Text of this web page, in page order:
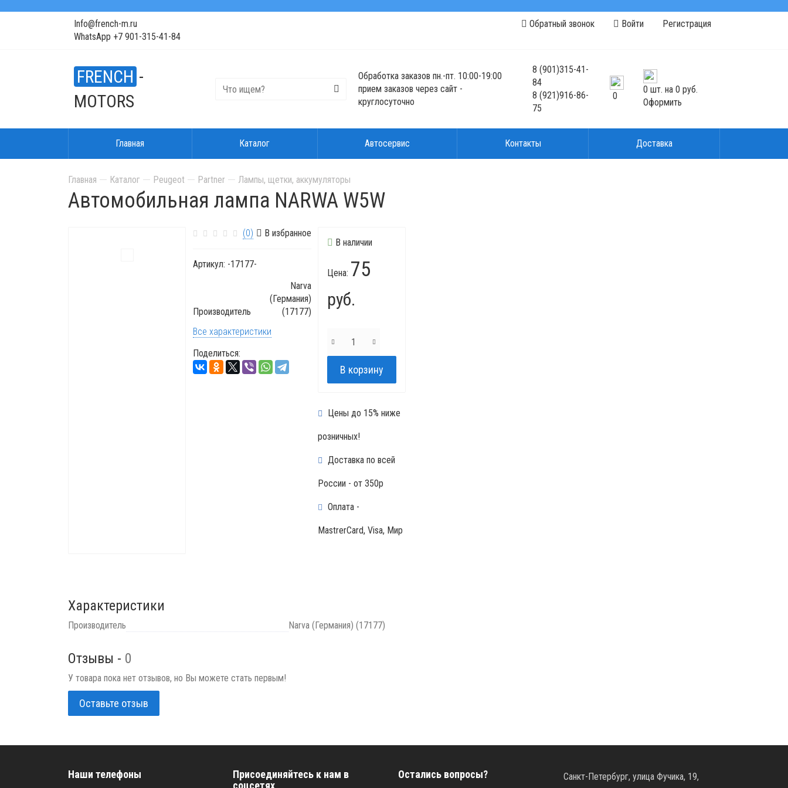
Info@french-m.ru
WhatsApp +7 901-315-41-84
Обратный звонок Войти Регистрация
FRENCH -
MOTORS
Обработка заказов пн.-пт. 10:00-19:00
прием заказов через сайт -
круглосуточно
8(901)315-41-
84
8(921)916-86-
75
0
0 шт. на 0 руб.
Оформить
Главная Каталог Автосервис Контакты Доставка
Главная Каталог Peugeot Partner Лампы, щетки, аккумуляторы
Автомобильная лампа NARWA W5W
(0) В избранное
Артикул: -17177-
Производитель
Narva
(Германия)
(17177)
Все характеристики
Поделиться:
В наличии
Цена: 75
руб.
Цены до 15% ниже
розничных!
Доставка по всей
России - от 350р
Оплата -
MastrerCard, Visa, Мир
Характеристики
Производитель Narva (Германия) (17177)
Отзывы - 0
У товара пока нет отзывов, но Вы можете стать первым!
Оставьте отзыв
Наши телефоны
Присоединяйтесь к нам в
соцсетях
Остались вопросы?
Санкт-Петербург, улица Фучика, 19,